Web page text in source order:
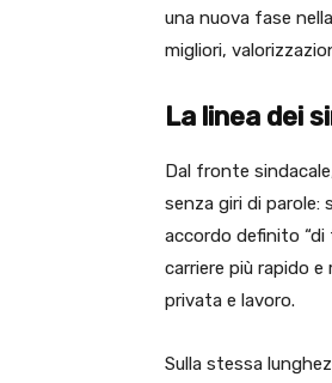
una nuova fase
migliori,
La linea dei
Dal fronte
senza giri di
accordo definito “di
carriere più rapido
privata e lavoro.
Sulla stessa